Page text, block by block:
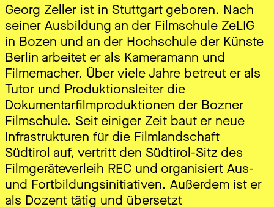
Georg Zeller ist in Stuttgart geboren. Nach
seiner Ausbildung an der Filmschule ZeLIG
in Bozen und an der Hochschule der Künste
Berlin arbeitet er als Kameramann und
Filmemacher. Über viele Jahre betreut er als
Tutor und Produktionsleiter die
Dokumentarfilmproduktionen der Bozner
Filmschule. Seit einiger Zeit baut er neue
Infrastrukturen für die Filmlandschaft
Südtirol auf, vertritt den Südtirol-Sitz des
Filmgeräteverleih REC und organisiert Aus-
und Fortbildungsinitiativen. Außerdem ist er
als Dozent tätig und übersetzt